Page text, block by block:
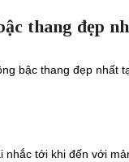
thang đẹp
bậc thang đẹp nhất
tới khi đến với